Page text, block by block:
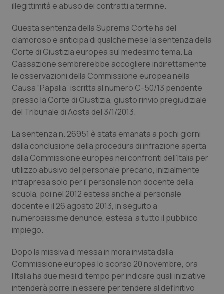
Campania
Emilia-Romagna
Friuli Venezia Giulia
Liguria
Lombardia
Marche
Molise
Piemonte
Provincia Autonoma di Bolzano
Car-T
Colesterolo & coronaropatie
Dermatite Atopica
Disturbi dell’umore
Dolore
Donna & Salute
Epatiti
HIV
Infezioni & Febbre
illegittimità e abuso dei contratti a termine.
Questa sentenza della Suprema Corte ha del
clamoroso e anticipa di qualche mese la sentenza della
Corte di Giustizia europea sul medesimo tema. La
Cassazione sembrerebbe accogliere indirettamente
le osservazioni della Commissione europea nella
Causa “Papalia” iscritta al numero C-50/13 pendente
presso la Corte di Giustizia, giusto rinvio pregiudiziale
del Tribunale di Aosta del 3/1/2013.
La sentenza n. 26951 è stata emanata a pochi giorni
dalla conclusione della procedura di infrazione aperta
dalla Commissione europea nei confronti dell’Italia per
utilizzo abusivo del personale precario, inizialmente
intrapresa solo per il personale non docente della
scuola, poi nel 2012 estesa anche al personale
docente e il 26 agosto 2013, in seguito a
numerosissime denunce, estesa a tutto il pubblico
impiego.
Dopo la missiva di messa in mora inviata dalla
Commissione europea lo scorso 20 novembre, ora
l’Italia ha due mesi di tempo per indicare quali iniziative
intenderà porre in essere per tendere al definitivo